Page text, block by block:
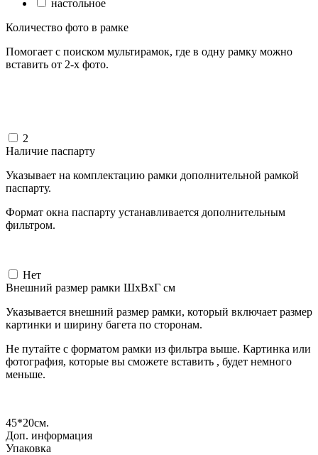
настольное
Количество фото в рамке
Помогает с поиском мультирамок, где в одну рамку можно
вставить от 2-х фото.
2
Наличие паспарту
Указывает на комплектацию рамки дополнительной рамкой
паспарту.
Формат окна паспарту устанавливается дополнительным
фильтром.
Нет
Внешний размер рамки ШxВxГ см
Указывается внешний размер рамки, который включает размер
картинки и ширину багета по сторонам.
Не путайте с форматом рамки из фильтра выше. Картинка или
фотография, которые вы сможете вставить , будет немного
меньше.
45*20см.
Доп. информация
Упаковка